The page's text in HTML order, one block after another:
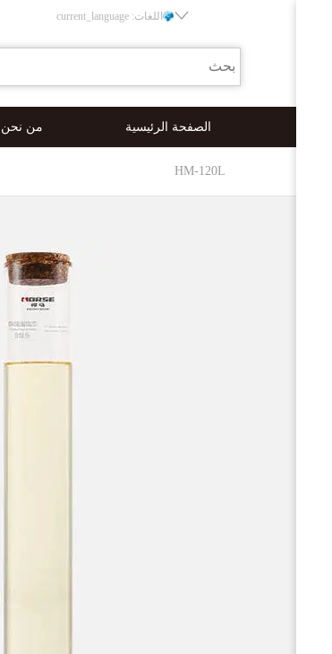
اللغات: current_language
الصفحة الرئيسية من نحن
HM-120L